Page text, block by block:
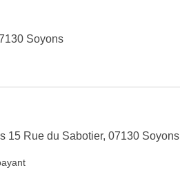
Soyons
15 Rue du Sabotier, 07130 Soyons